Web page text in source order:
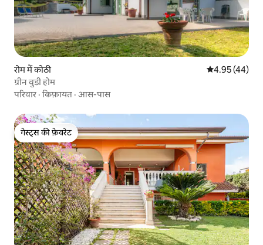
रोम में कोठी औसत रेटिंग 5 में
4.95 (44)
ग्रीन वुडी होम
परिवार ·किफ़ायत · आस-पास
गेस्ट्स की फ़ेवरेट
गेस्ट्स की फ़ेवरेट